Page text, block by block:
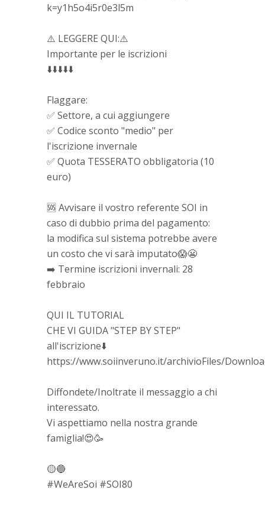
k=y1h5o4i5r0e3l5m
⚠️ LEGGERE QUI:⚠️
Importante per le iscrizioni
⬇️⬇️⬇️⬇️⬇️
Flaggare:
✅ Settore, a cui aggiungere
✅ Codice sconto "medio" per
l'iscrizione invernale
✅ Quota TESSERATO obbligatoria (10
euro)
🆘 Avvisare il vostro referente SOI in
caso di dubbio prima del pagamento:
la modifica sul sistema potrebbe avere
un costo che vi sarà imputato😱😬
➡️ Termine iscrizioni invernali: 28
febbraio
QUI IL TUTORIAL
CHE VI GUIDA "STEP BY STEP"
all'iscrizione⬇️
https://www.soiinveruno.it/archivioFiles/
Diffondete/Inoltrate il messaggio a chi
interessato.
Vi aspettiamo nella nostra grande
famiglia!😍🥳
🟡🔵
#WeAreSoi #SOI80